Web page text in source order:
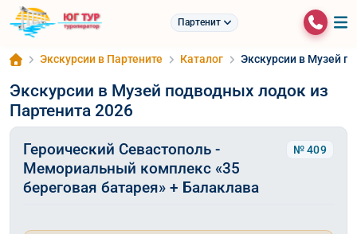
Партенит
Экскурсии в Партените Каталог Экскурсии в Музей
Экскурсии в Музей подводных лодок из
Партенита 2026
Героический Севастополь -
Мемориальный комплекс «35
береговая батарея» + Балаклава
№ 409